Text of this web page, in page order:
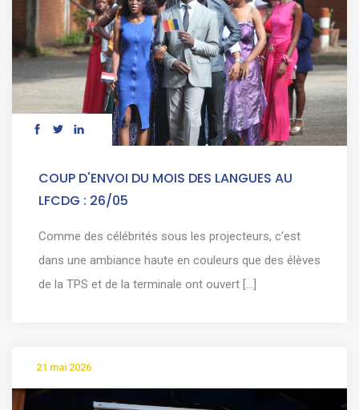
COUP D'ENVOI DU MOIS DES LANGUES AU
LFCDG : 26/05
Comme des célébrités sous les projecteurs, c'est
dans une ambiance haute en couleurs que des élèves
de la TPS et de la terminale ont ouvert [...]
21 mai 2026